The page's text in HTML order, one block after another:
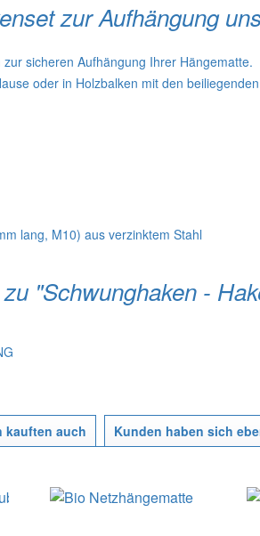
zur Aufhängung
sicheren Aufhängung Ihrer Hängematte.
oder in Holzbalken mit den
lang, M10) aus verzinktem Stahl
"Schwunghaken -
kauften auch Kunden haben sich